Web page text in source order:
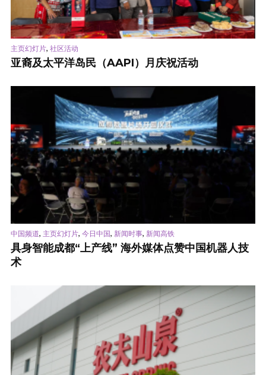
主页幻灯片, 社区活动
亚裔及太平洋岛民（AAPI）月庆祝活动
中国频道, 主页幻灯片, 今日中国, 新闻时事, 新闻高铁
具身智能成都“上产线” 海外媒体点赞中国机器人技
术